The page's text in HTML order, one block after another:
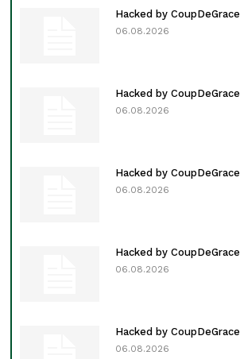
Hacked by CoupDeGrace
06.08.2026
Hacked by CoupDeGrace
06.08.2026
Hacked by CoupDeGrace
06.08.2026
Hacked by CoupDeGrace
06.08.2026
Hacked by CoupDeGrace
06.08.2026